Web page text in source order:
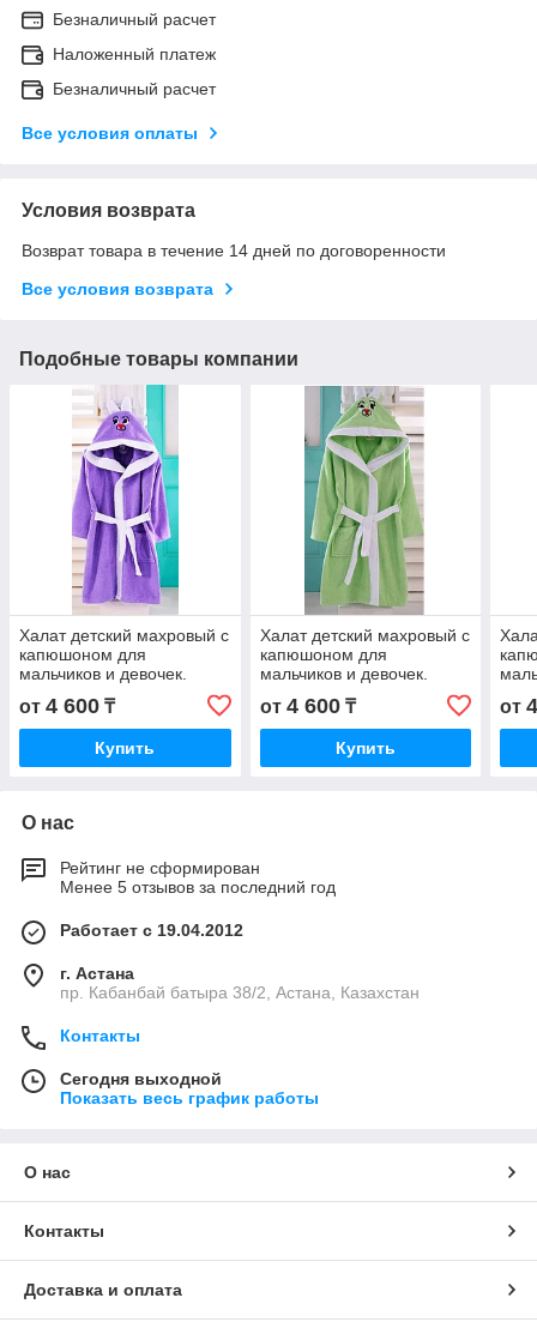
Безналичный расчет
Наложенный платеж
Безналичный расчет
Все условия оплаты
Условия возврата
Возврат товара в течение 14 дней по договоренности
Все условия возврата
Подобные товары компании
Халат детский махровый с
капюшоном для
мальчиков и девочек.
от 4 600 ₸
Купить
Халат детский махровый с
капюшоном для
мальчиков и девочек.
от 4 600₸
Купить
от
О нас
Рейтинг не сформирован
Менее 5 отзывов за последний год
Работает с 19.04.2012
г. Астана
пр. Кабанбай батыра 38/2, Астана, Казахстан
Контакты
Сегодня выходной
Показать весь график работы
О нас
Контакты
Доставка и оплата